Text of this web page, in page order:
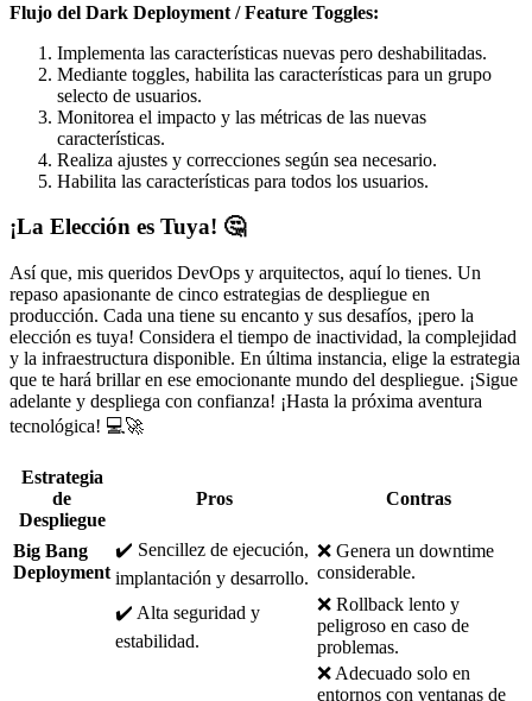
Flujo del Dark Deployment / Feature Toggles:
Implementa las características nuevas pero deshabilitadas.
Mediante toggles, habilita las características para un grupo
selecto de usuarios.
Monitorea el impacto y las métricas de las nuevas
características.
Realiza ajustes y correcciones según sea necesario.
Habilita las características para todos los usuarios.
¡La Elección es Tuya! 🤔
Así que, mis queridos DevOps y arquitectos, aquí lo tienes. Un
repaso apasionante de cinco estrategias de despliegue en
producción. Cada una tiene su encanto y sus desafíos, ¡pero la
elección es tuya! Considera el tiempo de inactividad, la complejidad
y la infraestructura disponible. En última instancia, elige la estrategia
que te hará brillar en ese emocionante mundo del despliegue. ¡Sigue
adelante y despliega con confianza! ¡Hasta la próxima aventura
tecnológica! 💻🚀
Estrategia
de
Despliegue
Pros Contras
Big Bang
Deployment
✔️ Sencillez de ejecución,
implantación y desarrollo.
❌ Genera un downtime
considerable.
✔️ Alta seguridad y
estabilidad.
❌ Rollback lento y
peligroso en caso de
problemas.
❌ Adecuado solo en
entornos con ventanas de